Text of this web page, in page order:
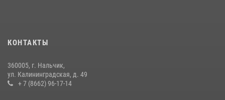
В Кабардино-Балкарии при силовой поддержке Росгвардии изъяты
оружие и наркотические средства
КОНТАКТЫ
360005, г. Нальчик,
ул. Калининградская, д. 49
+ 7 (8662) 96-17-14